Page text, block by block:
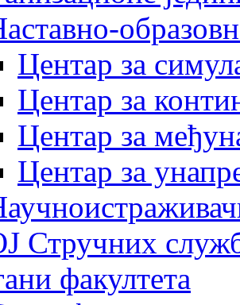
Центар за
Центар за
Центар за
Центар за
Стручних
факултета